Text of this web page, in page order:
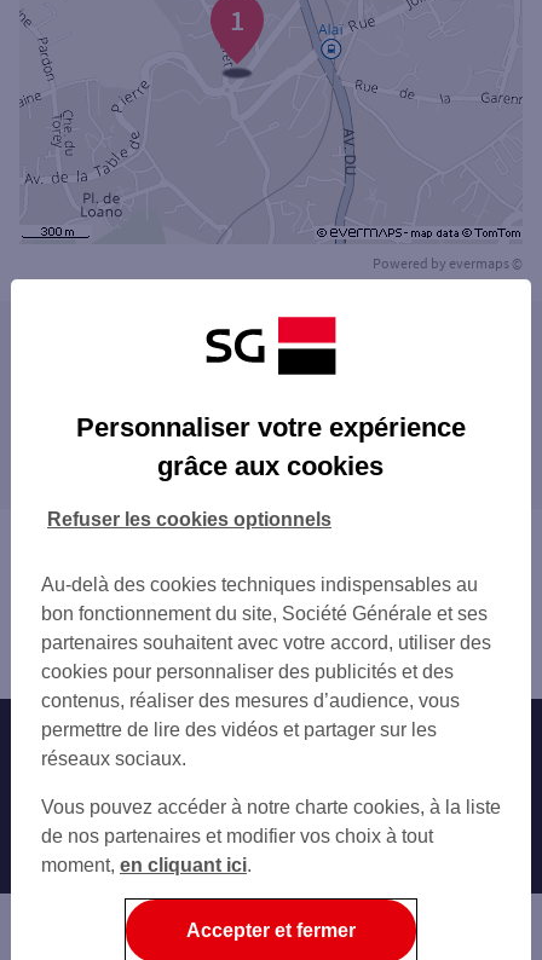
1
Powered by evermaps ©
Les distributeurs/automates dans les villes à
FRANCHEVILLE
LYON
CALUIRE-ET-CUIRE
SAINT-GENIS-LAVAL
PIERRE-BÉNITE
SAINT-FONS
VILLEURBANNE
BRIGNAIS
BRON
VAULX-EN-VELIN
RILLIEUX-LA-PAPE
CORBAS
SAINT-PRIEST
DÉCINES-CHARPIEU
Les distributeurs/automates dans les
départements limitrophes
38 ISÈRE
71 SAÔNE-ET-LOIRE
Rhône
Nos engagements Nous contacter
Autres sites SG
Professionnels
Entreprises
Associations
Personnaliser votre expérience
grâce aux cookies
Au-delà des cookies techniques indispensables au
bon fonctionnement du site, Société Générale et ses
partenaires souhaitent avec votre accord, utiliser des
cookies pour personnaliser des publicités et des
contenus, réaliser des mesures d’audience, vous
permettre de lire des vidéos et partager sur les
réseaux sociaux.
Vous pouvez accéder à notre charte cookies, à la liste
de nos partenaires et modifier vos choix à tout
moment, en cliquant ici.
Refuser les cookies optionnels
Accepter et fermer